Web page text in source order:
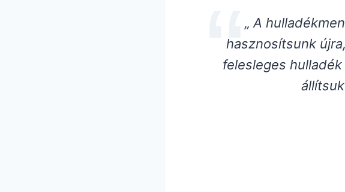
„ A
hasznosítsunk
felesleges